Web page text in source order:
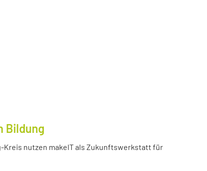
Bildung
Kreis nutzen makeIT als Zukunftswerkstatt für